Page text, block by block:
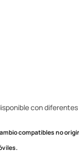
con
compatibles no